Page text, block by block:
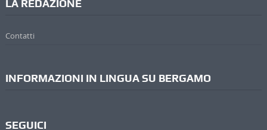
LA REDAZIONE
Contatti
INFORMAZIONI IN LINGUA SU BERGAMO
SEGUICI